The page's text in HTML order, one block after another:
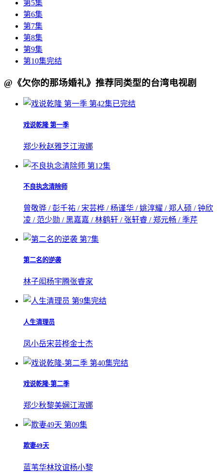
第5集
第6集
第7集
第8集
第9集
第10集完结
@《欠你的那场婚礼》推荐同类型的台湾电视剧
第42集已完结
戏说乾隆 第一季
郑少秋赵雅芝江淑娜
第12集
不良执念清除师
曾敬骅 / 彭千祐 / 宋芸桦 / 杨谨华 / 姚淳耀 / 郑人硕 / 钟欣
凌 / 范少勋 / 黑嘉嘉 / 林鹤轩 / 张轩睿 / 郑元畅 / 季芹
第7集
第二名的逆袭
林子闳杨宇腾张睿家
第9集完结
人生清理员
凤小岳宋芸桦金士杰
第40集完结
戏说乾隆-第二季
郑少秋黎美娴江淑娜
第09集
欺妻49天
蓝苇华林玟谊杨小黎